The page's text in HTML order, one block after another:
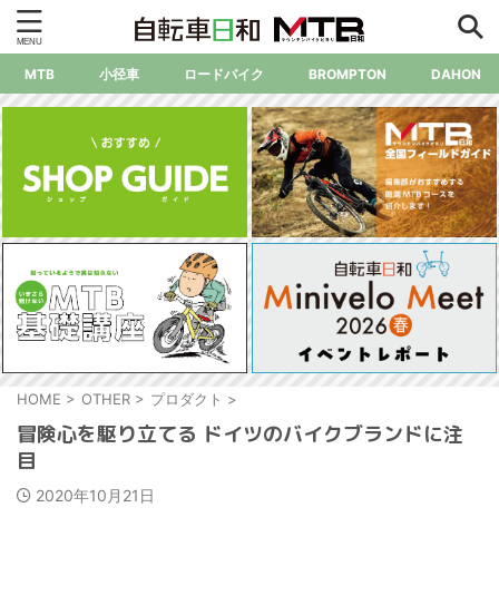
MTB 小径車 ロードバイク BROMPTON DAHON
HOME > OTHER > プロダクト >
冒険心を駆り立てる ドイツのバイクブランドに注
目
2020年10月21日